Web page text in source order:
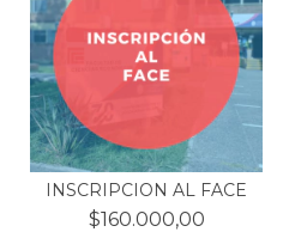
INSCRIPCION AL FACE
$160.000,00